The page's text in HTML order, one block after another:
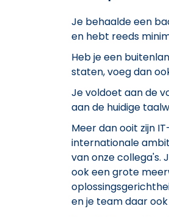
Je behaalde een
en hebt reeds
Heb je een
staten, voeg dan
Je voldoet aan de
aan de huidige
Meer dan ooit zijn
internationale
van onze collega's.
ook een grote
en je team daar ook